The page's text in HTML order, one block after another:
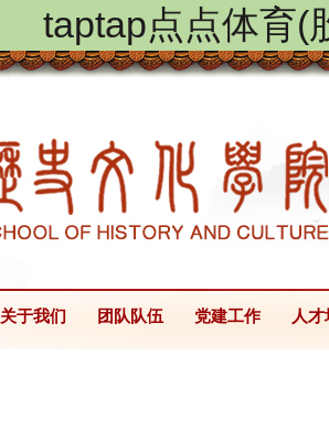
taptap点点体育(
关于我们 团队队伍 党建工作 人